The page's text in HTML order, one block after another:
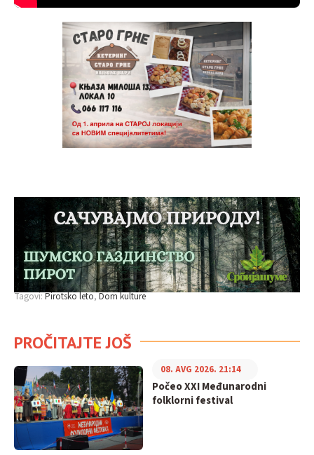
Tagovi:Pirotsko leto Dom kulture
PROČITAJTE JOŠ
Počeo XXI Međunarodni
folklorni festival
08. AVG 2026. 21:14